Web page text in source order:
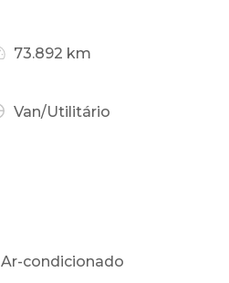
73.892 km
Van/Utilitário
Ar-condicionado